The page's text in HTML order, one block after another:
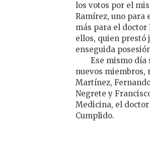
los votos por el
Ramírez, uno para
más para el doctor
ellos, quien prestó
enseguida
Ese mismo día
nuevos miembros,
Martínez,
Negrete y
Medicina, el
Cumplido.